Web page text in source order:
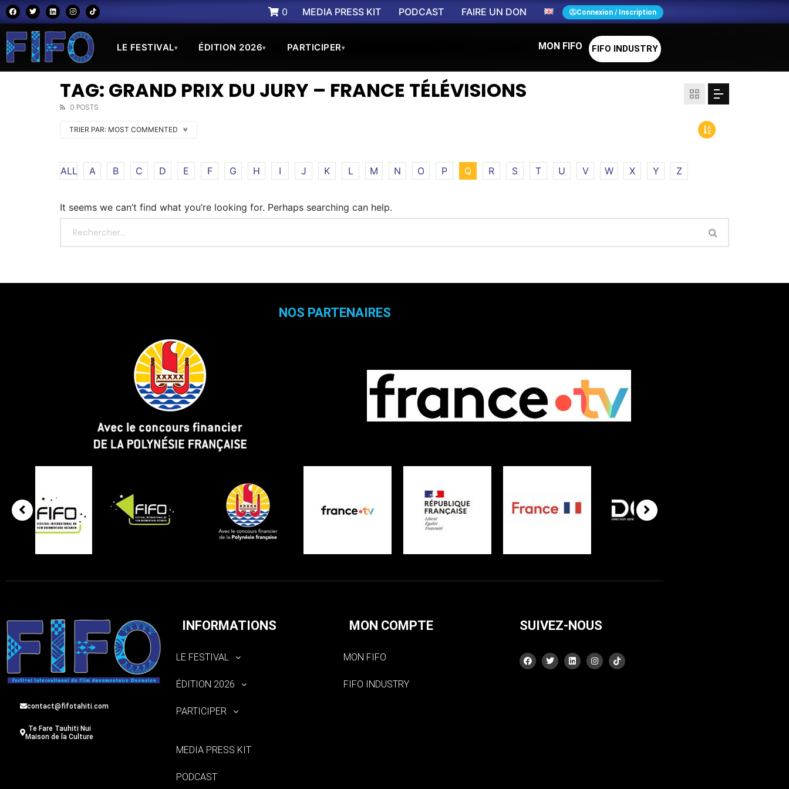
0 MEDIA PRESS KIT PODCAST FAIRE UN DON Connexion / Inscription
LE FESTIVAL▾ ÉDITION 2026▾ PARTICIPER▾ MON FIFO FIFO INDUSTRY
TAG: GRAND PRIX DU JURY – FRANCE TÉLÉVISIONS
0 POSTS
TRIER PAR: MOST COMMENTED
ALL A B C D E F G H I J K L M N O P Q R S T U V W X Y Z
It seems we can’t find what you’re looking for. Perhaps searching can help.
NOS PARTENAIRES
contact@fifotahiti.com
Te Fare Tauhiti Nui
Maison de la Culture
INFORMATIONS
LE FESTIVAL
ÉDITION 2026
PARTICIPER
MEDIA PRESS KIT
PODCAST
MON COMPTE
MON FIFO
FIFO INDUSTRY
SUIVEZ-NOUS